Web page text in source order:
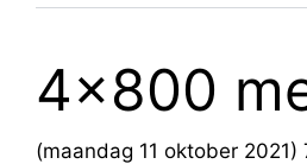
4×800
(maandag 11 oktober 2021)